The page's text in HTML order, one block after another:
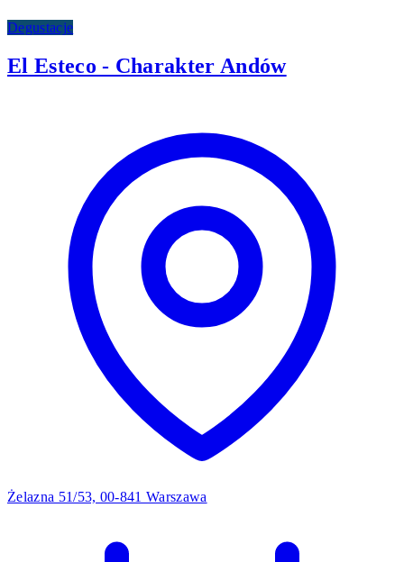
Degustacje
El Esteco - Charakter Andów
Żelazna 51/53, 00-841 Warszawa